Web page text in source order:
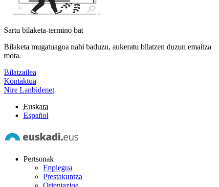
Sartu bilaketa-termino bat
Bilaketa mugatuagoa nahi baduzu, aukeratu bilatzen duzun emaitza
mota.
Bilatzailea
Kontaktua
Nire Lanbidenet
Euskara
Español
Pertsonak
Enplegua
Prestakuntza
Orientazioa